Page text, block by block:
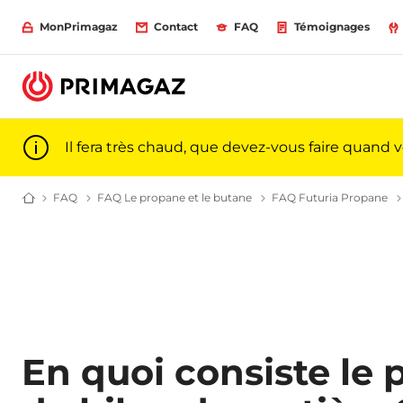
MonPrimagaz Contact FAQ Témoignages
Il fera très chaud, que devez-vous faire
Du gaz pour particuliers et professionnels | Primagaz
FAQ Les réponses à toutes vos questions sur le gaz l Primagaz
FAQ Le propane et le butane (Futuria) Propane et
FAQ Futuria Propane
En quoi consiste le